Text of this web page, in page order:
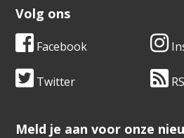
Volg ons
Facebook
Twitter
​​​​​​​Meld je aan voor onze